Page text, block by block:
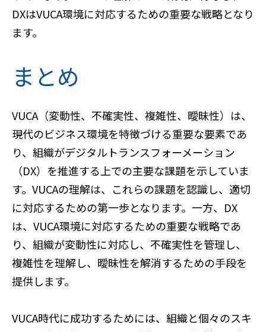
DXはVUCA環境に対応するための重要な戦略となり
ます。
まとめ
VUCA（変動性、不確実性、複雑性、曖昧性）は、
現代のビジネス環境を特徴づける重要な要素であ
り、組織がデジタルトランスフォーメーション
（DX）を推進する上での主要な課題を示していま
す。VUCAの理解は、これらの課題を認識し、適切
に対応するための第一歩となります。一方、DX
は、VUCA環境に対応するための重要な戦略であ
り、組織が変動性に対応し、不確実性を管理し、
複雑性を理解し、曖昧性を解消するための手段を
提供します。
VUCA時代に成功するためには、組織と個々のスキ